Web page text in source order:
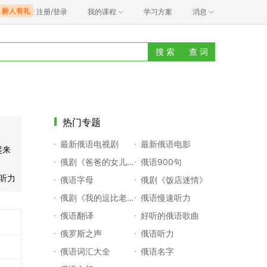
注册/登录 我的课程 学习方案 消息
搜 索 查 词
来
力
热门专题
最新俄语电视剧
最新俄语电影
俄剧《爸爸的女儿们》
俄语900句
俄语字母
俄剧《饭店迷情》
俄剧《我的逗比老师》
俄语慢速听力
俄语翻译
好听的俄语歌曲
俄罗斯之声
俄语听力
俄语词汇大全
俄语名字